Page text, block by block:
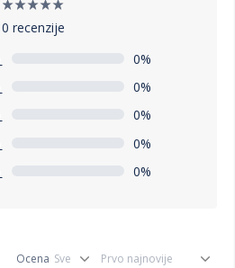
0 recenzije
0%
0%
0%
0%
0%
Ocena